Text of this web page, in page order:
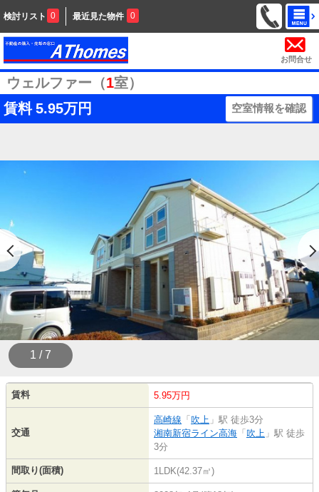
検討リスト 0 最近見た物件 0
お問合せ
ウェルファー（1室）
賃料 5.95万円 空室情報を確認
1 / 7
賃料 5.95万円
交通
高崎線 「 吹上 」駅 徒歩3分
湘南新宿ライン高海 「 吹上 」駅 徒歩
3分
間取り(面積) 1LDK(42.37㎡)